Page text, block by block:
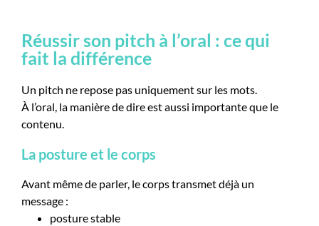
Réussir son pitch à l’oral : ce qui
fait la différence
Un pitch ne repose pas uniquement sur les mots.
À l’oral, la manière de dire est aussi importante que le
contenu.
La posture et le corps
Avant même de parler, le corps transmet déjà un
message :
posture stable